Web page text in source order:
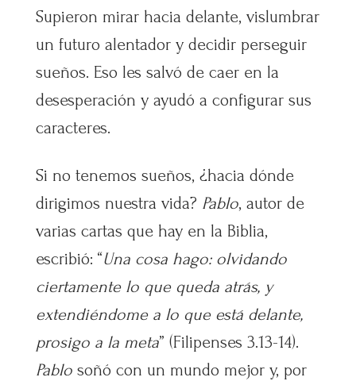
Supieron mirar hacia delante, vislumbrar
un futuro alentador y decidir perseguir
sueños. Eso les salvó de caer en la
desesperación y ayudó a configurar sus
caracteres.
Si no tenemos sueños, ¿hacia dónde
dirigimos nuestra vida? Pablo, autor de
varias cartas que hay en la Biblia,
escribió: “Una cosa hago: olvidando
ciertamente lo que queda atrás, y
extendiéndome a lo que está delante,
prosigo a la meta” (Filipenses 3.13-14).
Pablosoñó con un mundo mejor y, por